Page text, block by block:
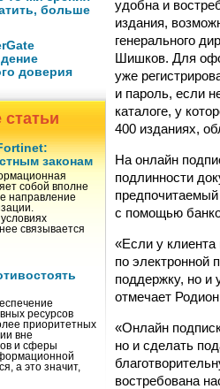
больше
доверия
законам
собой вполне
направление
связывается
ресурсов
приоритетных
вне
и сферы
а это значит,
удобна и
издания,
генерального
Шишков. Для
уже
и пароль, если
каталоге, у
400 изданиях,
На онлайн
подлинности
с помощью
«Если у
по электронной
поддержку, но и
отмечает
«Онлайн
но и сделать
востребована